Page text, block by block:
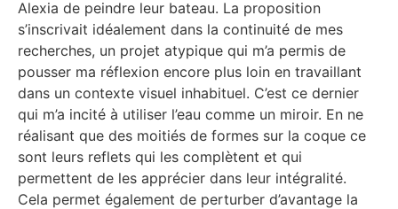
Alexia de peindre leur bateau. La proposition
s’inscrivait idéalement dans la continuité de mes
recherches, un projet atypique qui m’a permis de
pousser ma réflexion encore plus loin en travaillant
dans un contexte visuel inhabituel. C’est ce dernier
qui m’a incité à utiliser l’eau comme un miroir. En ne
réalisant que des moitiés de formes sur la coque ce
sont leurs reflets qui les complètent et qui
permettent de les apprécier dans leur intégralité.
Cela permet également de perturber d’avantage la